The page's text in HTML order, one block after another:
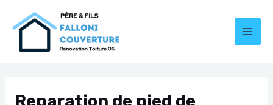
Reparation de pied de